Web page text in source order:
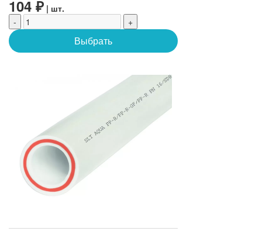
(SLTPGF62025)
104 ₽ | шт.
-
+
Выбрать